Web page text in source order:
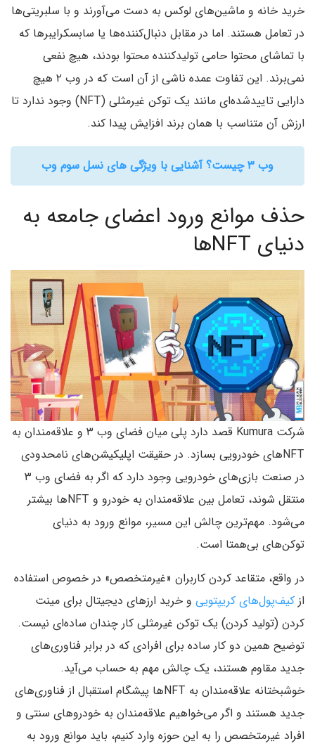
خرید خانه‌ و ماشین‌های لوکس به دست می‌آورند و با سلبریتی‌ها
در تعامل هستند. اما در مقابل دنبال‌کننده‌ها یا سابسکرایبرها که
با تماشای محتوا حامی تولید‌کننده محتوا بودند، هیچ نفعی
نمی‌برند. این تفاوت عمده ناشی از آن است که در وب ۲ هیچ
دارایی تاییدشده‌ای مانند یک توکن غیرمثلی (NFT) وجود ندارد تا
ارزش آن متناسب با همان برند افزایش پیدا کند.
وب ۳ چیست؟ آشنایی با ویژگی های نسل سوم وب
حذف موانع ورود اعضای جامعه به
دنیای NFTها
شرکت Kumura قصد دارد پلی میان فضای وب ۳ و علاقه‌مندان به
NFTهای خودرویی بسازد. در حقیقت اپلیکیشن‌های نامحدودی
در صنعت بازی‌های خودرویی وجود دارد که اگر به فضای وب ۳
منتقل شوند، تعامل بین علاقه‌مندان به خودرو و NFTها بیشتر
می‌شود. مهم‌ترین چالش این مسیر، موانع ورود به دنیای
توکن‌های بی‌همتا است.
در واقع، متقاعد کردن کاربران «غیرمتخصص» در خصوص استفاده
از کیف‌پول‌های کریپتویی و خرید ارزهای دیجیتال برای مینت
کردن (تولید کردن) یک توکن غیرمثلی کار چندان ساده‌ای نیست.
توضیح همین دو کار ساده برای افرادی که در برابر فناوری‌های
جدید مقاوم هستند، یک چالش مهم به حساب می‌آید.
خوشبختانه علاقه‌مندان به NFTها پیشگام استقبال از فناوری‌های
جدید هستند و اگر می‌خواهیم علاقه‌مندان به خودروهای سنتی و
افراد غیرمتخصص را به این حوزه وارد کنیم، باید موانع ورود به